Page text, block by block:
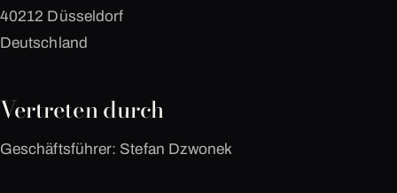
40212 Düsseldorf
Deutschland
Vertreten durch
Geschäftsführer: Stefan Dzwonek